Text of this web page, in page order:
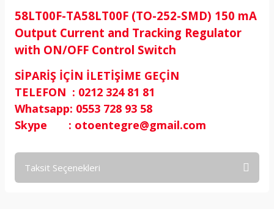
58LT00F-TA58LT00F (TO-252-SMD) 150 mA
Output Current and Tracking Regulator
with ON/OFF Control Switch
SİPARİŞ İÇİN İLETİŞİME GEÇİN
TELEFON : 0212 324 81 81
Whatsapp: 0553 728 93 58
Skype : otoentegre@gmail.com
Taksit Seçenekleri